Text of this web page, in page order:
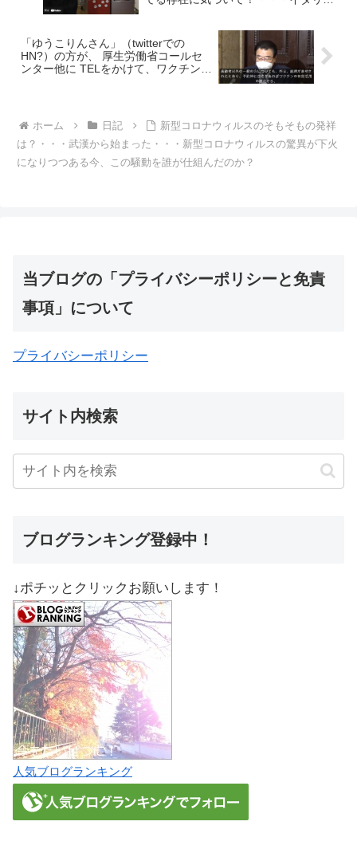
「ゆうこりんさん」（twitterでの
HN?）の方が、 厚生労働省コールセ
ンター他に TELをかけて、ワクチンや
ホーム
日記
新型コロナウィルスのそもそもの発祥
は？・・・武漢から始まった・・・新型コロナウィルスの驚異が下火
になりつつある今、この騒動を誰が仕組んだのか？
当ブログの「プライバシーポリシーと免責
事項」について
プライバシーポリシー
サイト内検索
ブログランキング登録中！
↓ポチッとクリックお願いします！
人気ブログランキング